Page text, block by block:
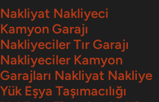
İçeriğe
geç
Nakliyat Nakliyeci
Kamyon Garajı
Nakliyeciler Tır Garajı
Nakliyeciler Kamyon
Garajları Nakliyat Nakliye
Yük Eşya Taşımacılığı